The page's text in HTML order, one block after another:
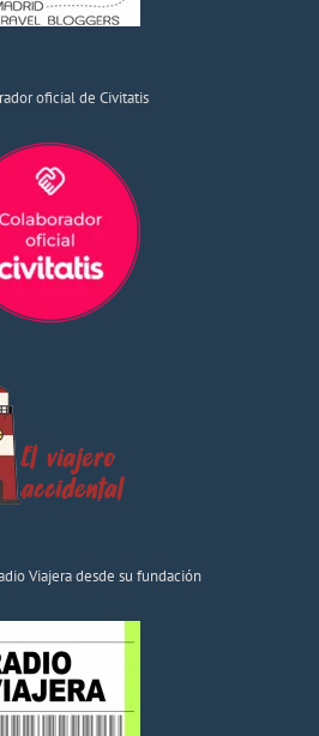
oficial de Civitatis
Viajera desde su fundación